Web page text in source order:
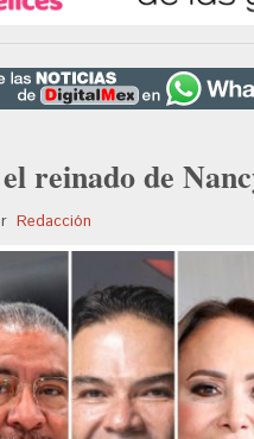
reinado de
Redacción